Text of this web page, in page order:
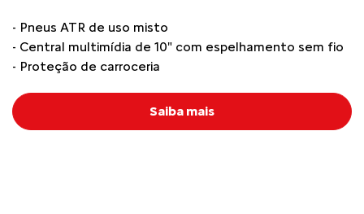
- Pneus ATR de uso misto
- Central multimídia de 10" com espelhamento sem fio
- Proteção de carroceria
Saiba mais